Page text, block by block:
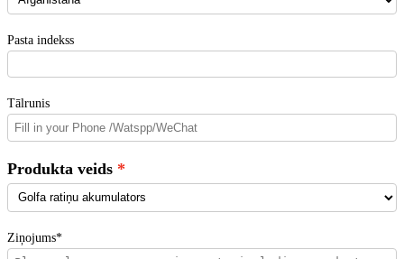
Pasta indekss
Tālrunis
Produkta veids
Ziņojums*